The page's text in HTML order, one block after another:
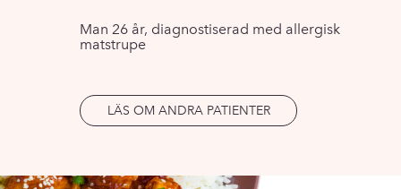
Man 26 år, diagnostiserad med allergisk
matstrupe
LÄS OM ANDRA PATIENTER